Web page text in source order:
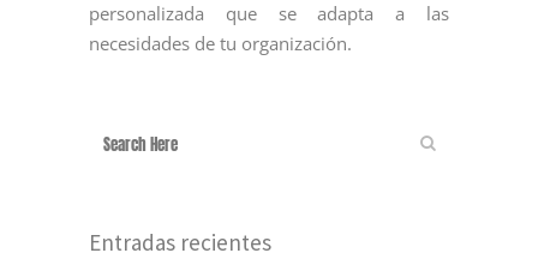
personalizada que se adapta a las
necesidades de tu organización.
Entradas recientes